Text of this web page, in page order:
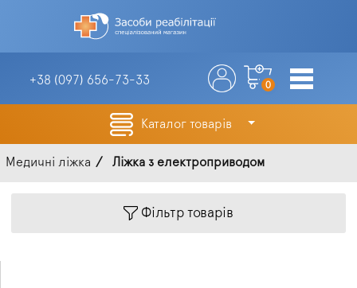
+38 (097) 656-73-33 0
Каталог товарів
Медичні ліжка Ліжка з електроприводом
Фільтр товарів